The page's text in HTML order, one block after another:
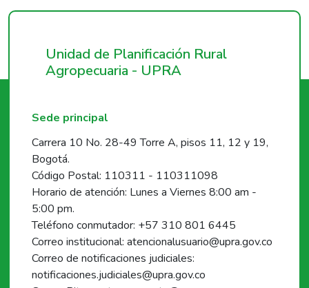
Unidad de Planificación Rural
Agropecuaria - UPRA
Sede principal
Carrera 10 No. 28-49 Torre A, pisos 11, 12 y 19,
Bogotá.
Código Postal: 110311 - 110311098
Horario de atención: Lunes a Viernes 8:00 am -
5:00 pm.
Teléfono conmutador: +57 310 801 6445
Correo institucional: atencionalusuario@upra.gov.co
Correo de notificaciones judiciales:
notificaciones.judiciales@upra.gov.co